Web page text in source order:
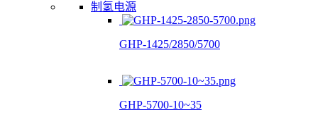
制氢电源
GHP-1425/2850/5700
GHP-5700-10~35